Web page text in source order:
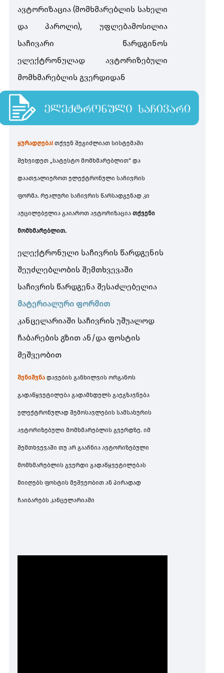
საგადასახადო დავა
ავტორიზაცია (მომხმარებლის სახელი
და პაროლი), უფლებამოსილია
საჩივარი წარდგინოს
ელექტრონულად ავტორიზებული
მომხმარებლის გვერდიდან
ყურადღება! თქვენ შეგიძლიათ სისტემაში
შეხვიდეთ „სატესტო მომხმარებლით“ და
დაათვალიეროთ ელექტრონული საჩივრის
ფორმა. რეალური საჩივრის წარსადგენად კი
აუცილებელია გაიაროთ ავტორიზაცია თქვენი
მომხმარებლით.
ელექტრონული საჩივრის წარდგენის
შეუძლებლობის შემთხვევაში
საჩივრის წარდგენა შესაძლებელია
მატერიალური ფორმით
კანცელარიაში საჩივრის უშუალოდ
ჩაბარების გზით ან/და ფოსტის
მეშვეობით
შენიშვნა დავების განხილვის ორგანოს
გადაწყვეტილება გადამხდელს გაეგზავნება
ელექტრონულად შემოსავლების სამსახურის
ავტორიზებული მომხმარებლის გვერდზე. იმ
შემთხვევაში თუ არ გააჩნია ავტორიზებული
მომხმარებლის გვერდი გადაწყვეტილებას
მიიღებს ფოსტის მეშვეობით ან პირადად
ჩაიბარებს კანცელარიაში